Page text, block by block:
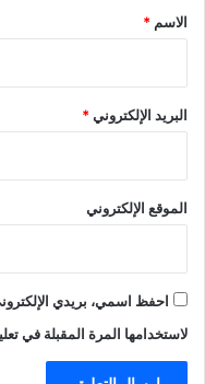
*
الاسم *
البريد الإلكتروني*
الموقع الإلكتروني
احفظ اسمي، بريدي
لاستخدامها المرة المقبلة في